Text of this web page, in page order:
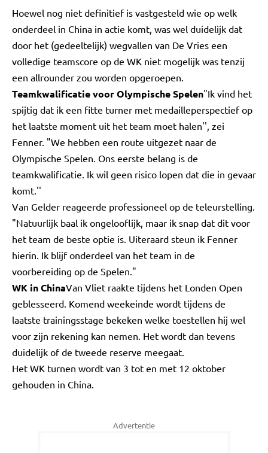
Hoewel nog niet definitief is vastgesteld wie op welk
onderdeel in China in actie komt, was wel duidelijk dat
door het (gedeeltelijk) wegvallen van De Vries een
volledige teamscore op de WK niet mogelijk was tenzij
een allrounder zou worden opgeroepen.
Teamkwalificatie voor Olympische Spelen"Ik vind het
spijtig dat ik een fitte turner met medailleperspectief op
het laatste moment uit het team moet halen'', zei
Fenner. "We hebben een route uitgezet naar de
Olympische Spelen. Ons eerste belang is de
teamkwalificatie. Ik wil geen risico lopen dat die in gevaar
komt.''
Van Gelder reageerde professioneel op de teleurstelling.
"Natuurlijk baal ik ongelooflijk, maar ik snap dat dit voor
het team de beste optie is. Uiteraard steun ik Fenner
hierin. Ik blijf onderdeel van het team in de
voorbereiding op de Spelen."
WK in ChinaVan Vliet raakte tijdens het Londen Open
geblesseerd. Komend weekeinde wordt tijdens de
laatste trainingsstage bekeken welke toestellen hij wel
voor zijn rekening kan nemen. Het wordt dan tevens
duidelijk of de tweede reserve meegaat.
Het WK turnen wordt van 3 tot en met 12 oktober
gehouden in China.
Advertentie